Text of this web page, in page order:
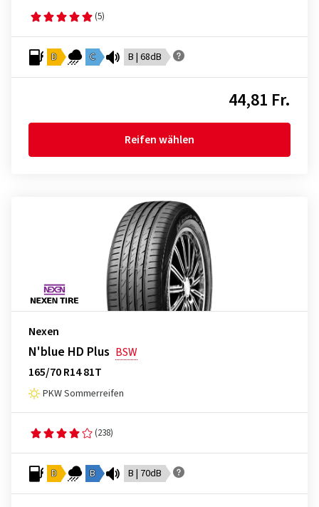
(5)
D C B | 68dB
44,81 Fr.
Reifen wählen
Nexen
N'blue HD Plus BSW
165/70 R14 81T
PKW Sommerreifen
(238)
D B B | 70dB